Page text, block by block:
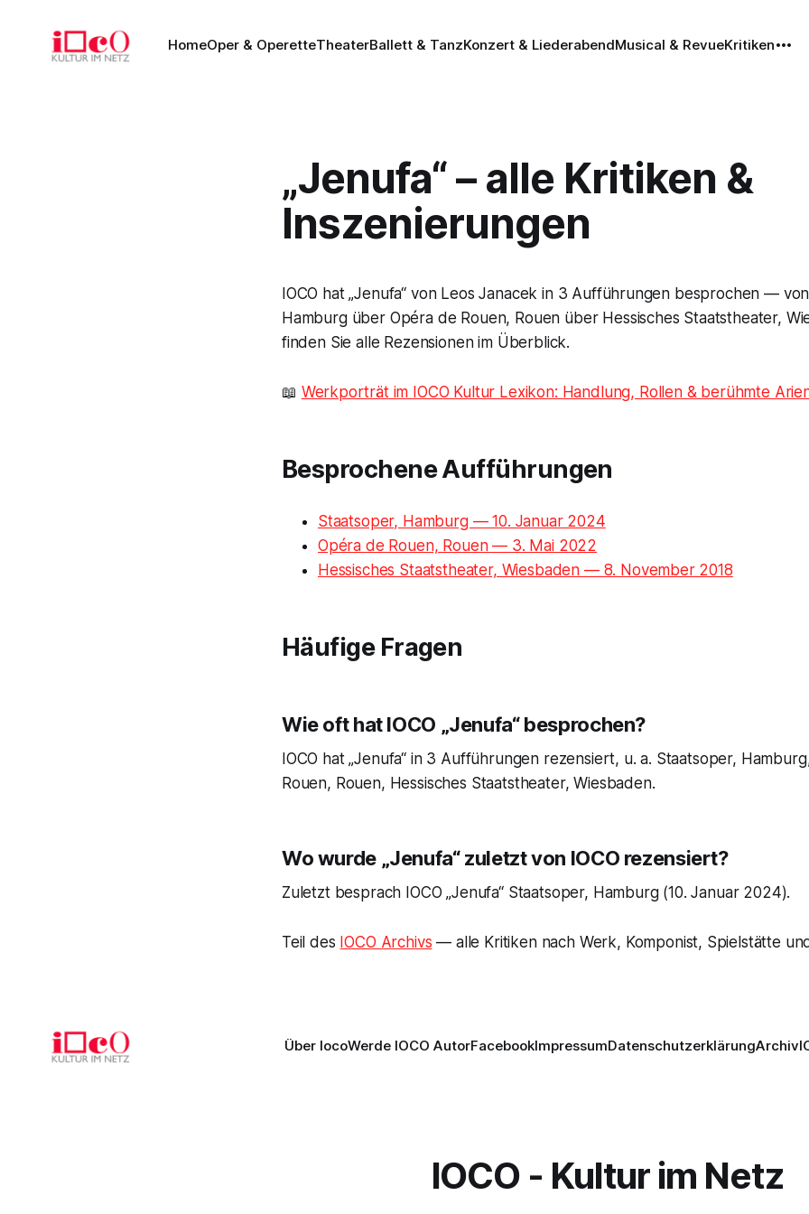
HomeOper & OperetteTheaterBallett & TanzKonzert & LiederabendMusical & RevueKritiken
„Jenufa“ – alle Kritiken &
Inszenierungen
IOCO hat „Jenufa“ von Leos Janacek in 3 Aufführungen besprochen —
Hamburg über Opéra de Rouen, Rouen über Hessisches Staatstheater,
finden Sie alle Rezensionen im Überblick.
📖 Werkporträt im IOCO Kultur Lexikon: Handlung, Rollen & berühmte
Besprochene Aufführungen
Staatsoper, Hamburg — 10. Januar 2024
Opéra de Rouen, Rouen — 3. Mai 2022
Hessisches Staatstheater, Wiesbaden — 8. November 2018
Häufige Fragen
Wie oft hat IOCO „Jenufa“ besprochen?
IOCO hat „Jenufa“ in 3 Aufführungen rezensiert, u. a. Staatsoper,
Rouen, Rouen, Hessisches Staatstheater, Wiesbaden.
Wo wurde „Jenufa“ zuletzt von IOCO rezensiert?
Zuletzt besprach IOCO „Jenufa“ Staatsoper, Hamburg (10. Januar 2024).
Teil des IOCO Archivs — alle Kritiken nach Werk, Komponist, Spielstätte
Über IocoWerde IOCO AutorFacebookImpressumDatenschutzerklärungArchiv
IOCO - Kultur im Netz